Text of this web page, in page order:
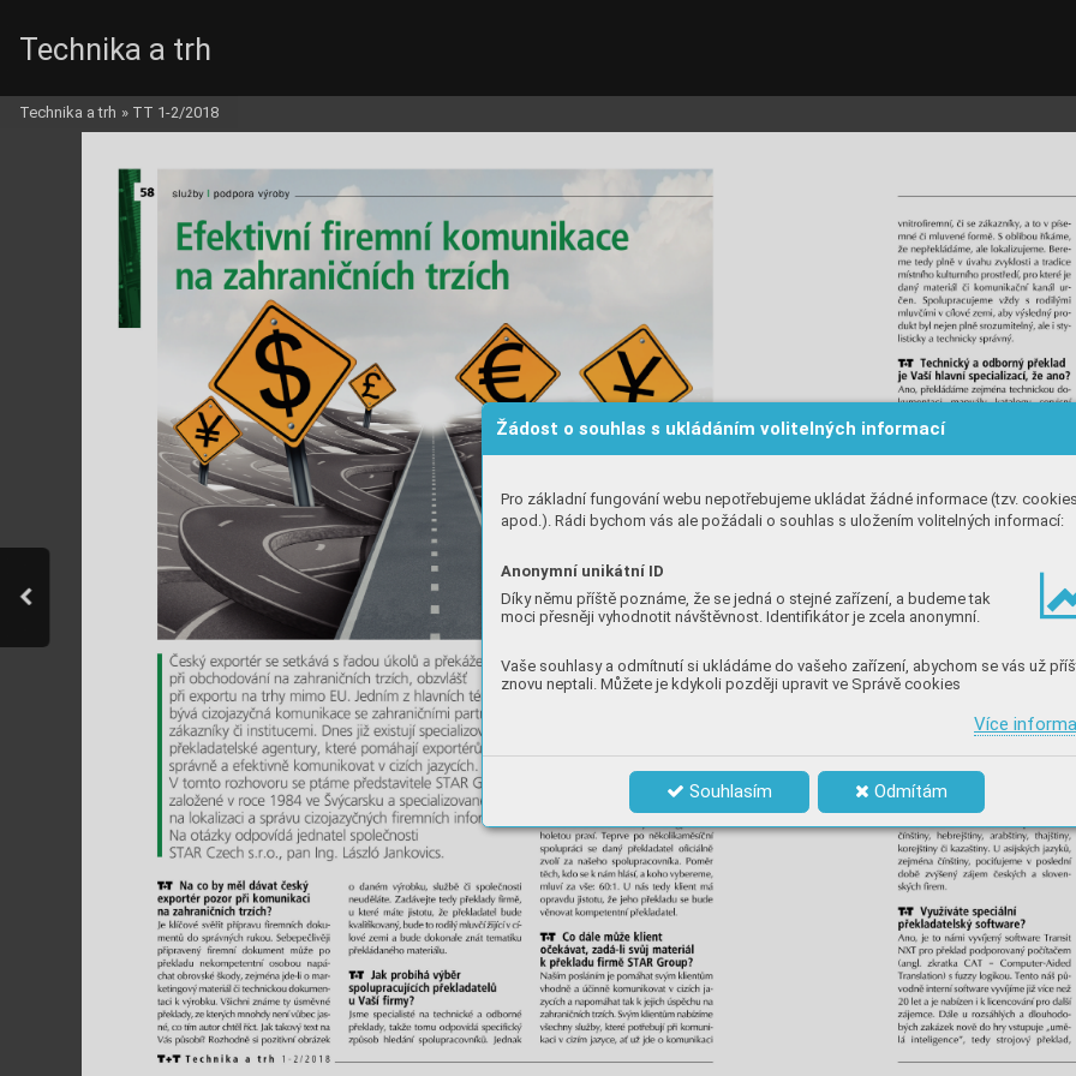
Žádost o souhlas s ukládáním volitelných informací
Pro základní fungování webu nepotřebujeme ukládat žádné informace (tzv.
apod.). Rádi bychom vás ale požádali o souhlas s uložením volitelných informací:
Anonymní unikátní ID
Díky němu příště poznáme, že se jedná o stejné zařízení, a budeme tak
moci přesněji vyhodnotit návštěvnost. Identifikátor je zcela anonymní.
Vaše souhlasy a odmítnutí si ukládáme do vašeho zařízení, abychom se vás už
znovu neptali. Můžete je kdykoli později upravit ve Správě cookies
Více
Souhlasím Odmítám
Technika a trh
Technika a trh » TT 1-2/2018